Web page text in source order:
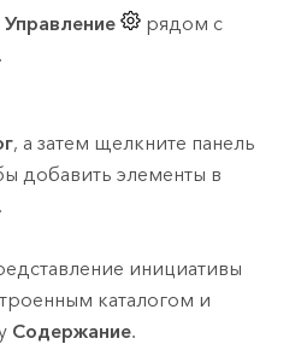
Управление
рядом с
, а затем щелкните панель
добавить элементы в
инициативы
каталогом и
Содержание.